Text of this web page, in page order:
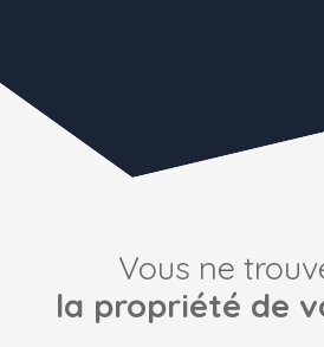
Vous ne
la propriété de